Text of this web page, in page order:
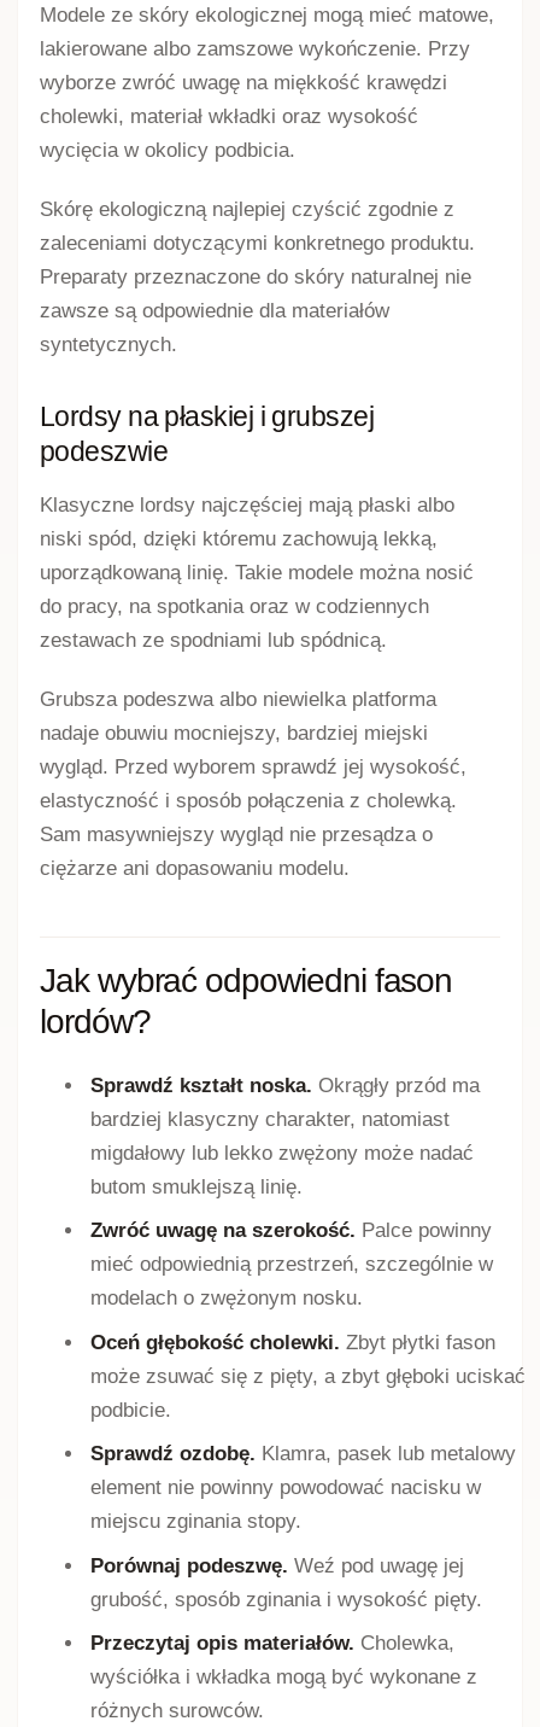
Lordsy damskie – eleganckie
buty wsuwane do pracy i na co
dzień
Lordsy damskieto niskie, wsuwane obuwie o
zabudowanym przodzie i smukłej cholewce. Mogą
stanowić alternatywę dla balerinek, klasycznych
Dobrze wpisują się w stylizacje smart casual,
biznesowe i miejskie, szczególnie wtedy, gdy
wybierania obcasa.
Poszczególne modele różnią się materiałem,
kształtem noska, głębokością wycięcia i rodzajem
podeszwy. Lordsy mogą mieć prosty przód albo
elementu lub subtelnej ozdoby. Przy wyborze
warto ocenić nie tylko wygląd, ale także sposób, w
jaki cholewka utrzymuje stopę.
Jakie lordsy damskie warto
Skórzane lordsy damskie
skóry naturalnej licowej, skóry o lakierowanym
wykończeniu albo z materiałów łączących różne
rodzaje powierzchni. Skóra naturalna może
stopniowo dopasowywać się do stopy, jednak
zakres tego procesu zależy od konstrukcji
konkretnego modelu.
Przed zakupem sprawdź osobno materiał
cholewki, wyściółki i wkładki. Informacja o
skórzanym wykonaniu części zewnętrznej nie
oznacza, że wszystkie elementy wewnętrzne
powstały z tego samego surowca.
Lakierowane lordsy
Lakierowana powierzchnia nadaje butom bardziej
elegancki i wyrazisty charakter. Czarne lordsy z
połyskiem można zestawić z materiałowymi
spodniami, garniturem, prostą sukienką albo
jeansami i marynarką.